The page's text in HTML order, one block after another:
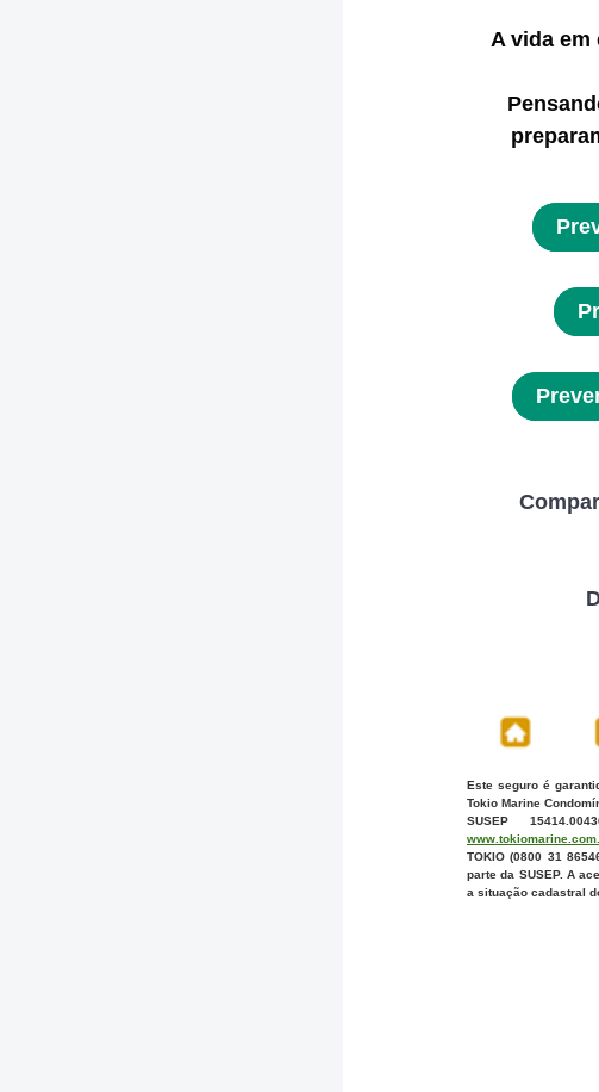
A vida em
Este seguro é
Tokio Marine
SUSEP
TOKIO (0800 31
parte da SUSEP. A
a situação cadastral